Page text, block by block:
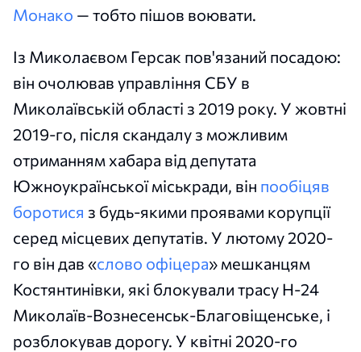
Монако — тобто пішов воювати.
Із Миколаєвом Герсак пов'язаний посадою:
він очолював управління СБУ в
Миколаївській області з 2019 року. У жовтні
2019-го, після скандалу з можливим
отриманням хабара від депутата
Южноукраїнської міськради, він пообіцяв
боротися з будь-якими проявами корупції
серед місцевих депутатів. У лютому 2020-
го він дав «слово офіцера» мешканцям
Костянтинівки, які блокували трасу Н-24
Миколаїв-Вознесенськ-Благовіщенське, і
розблокував дорогу. У квітні 2020-го